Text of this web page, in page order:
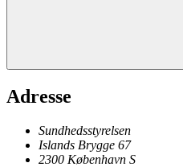
Adresse
Sundhedsstyrelsen
Islands Brygge 67
2300 København S